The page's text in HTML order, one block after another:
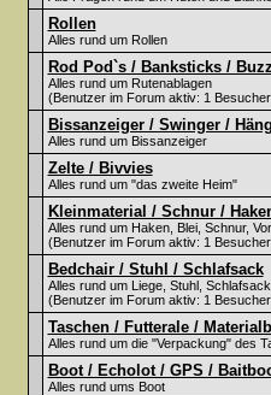
Rollen
Alles rund um Rollen
Rod Pod`s / Banksticks /
Alles rund um Rutenablagen
(Benutzer im Forum aktiv: 1
Bissanzeiger / Swinger /
Alles rund um Bissanzeiger
Zelte / Bivvies
Alles rund um "das zweite Heim"
Kleinmaterial / Schnur /
Alles rund um Haken, Blei, Schnur,
(Benutzer im Forum aktiv: 1
Bedchair / Stuhl / Schlafsack
Alles rund um Liege, Stuhl, Schlafsack
(Benutzer im Forum aktiv: 1
Taschen / Futterale /
Alles rund um die "Verpackung" des
Boot / Echolot / GPS /
Alles rund ums Boot